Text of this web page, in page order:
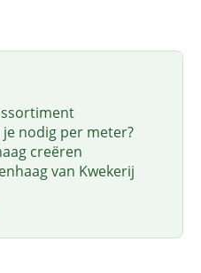
nodig per meter?
creëren
van Kwekerij